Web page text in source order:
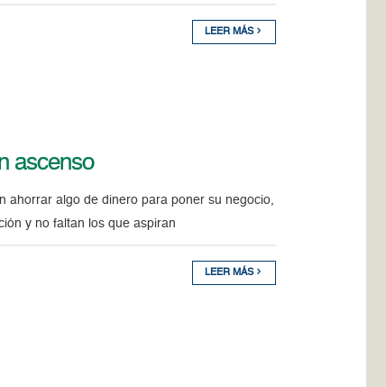
LEER MÁS
ascenso
ahorrar algo de dinero para poner su negocio,
y no faltan los que aspiran
LEER MÁS